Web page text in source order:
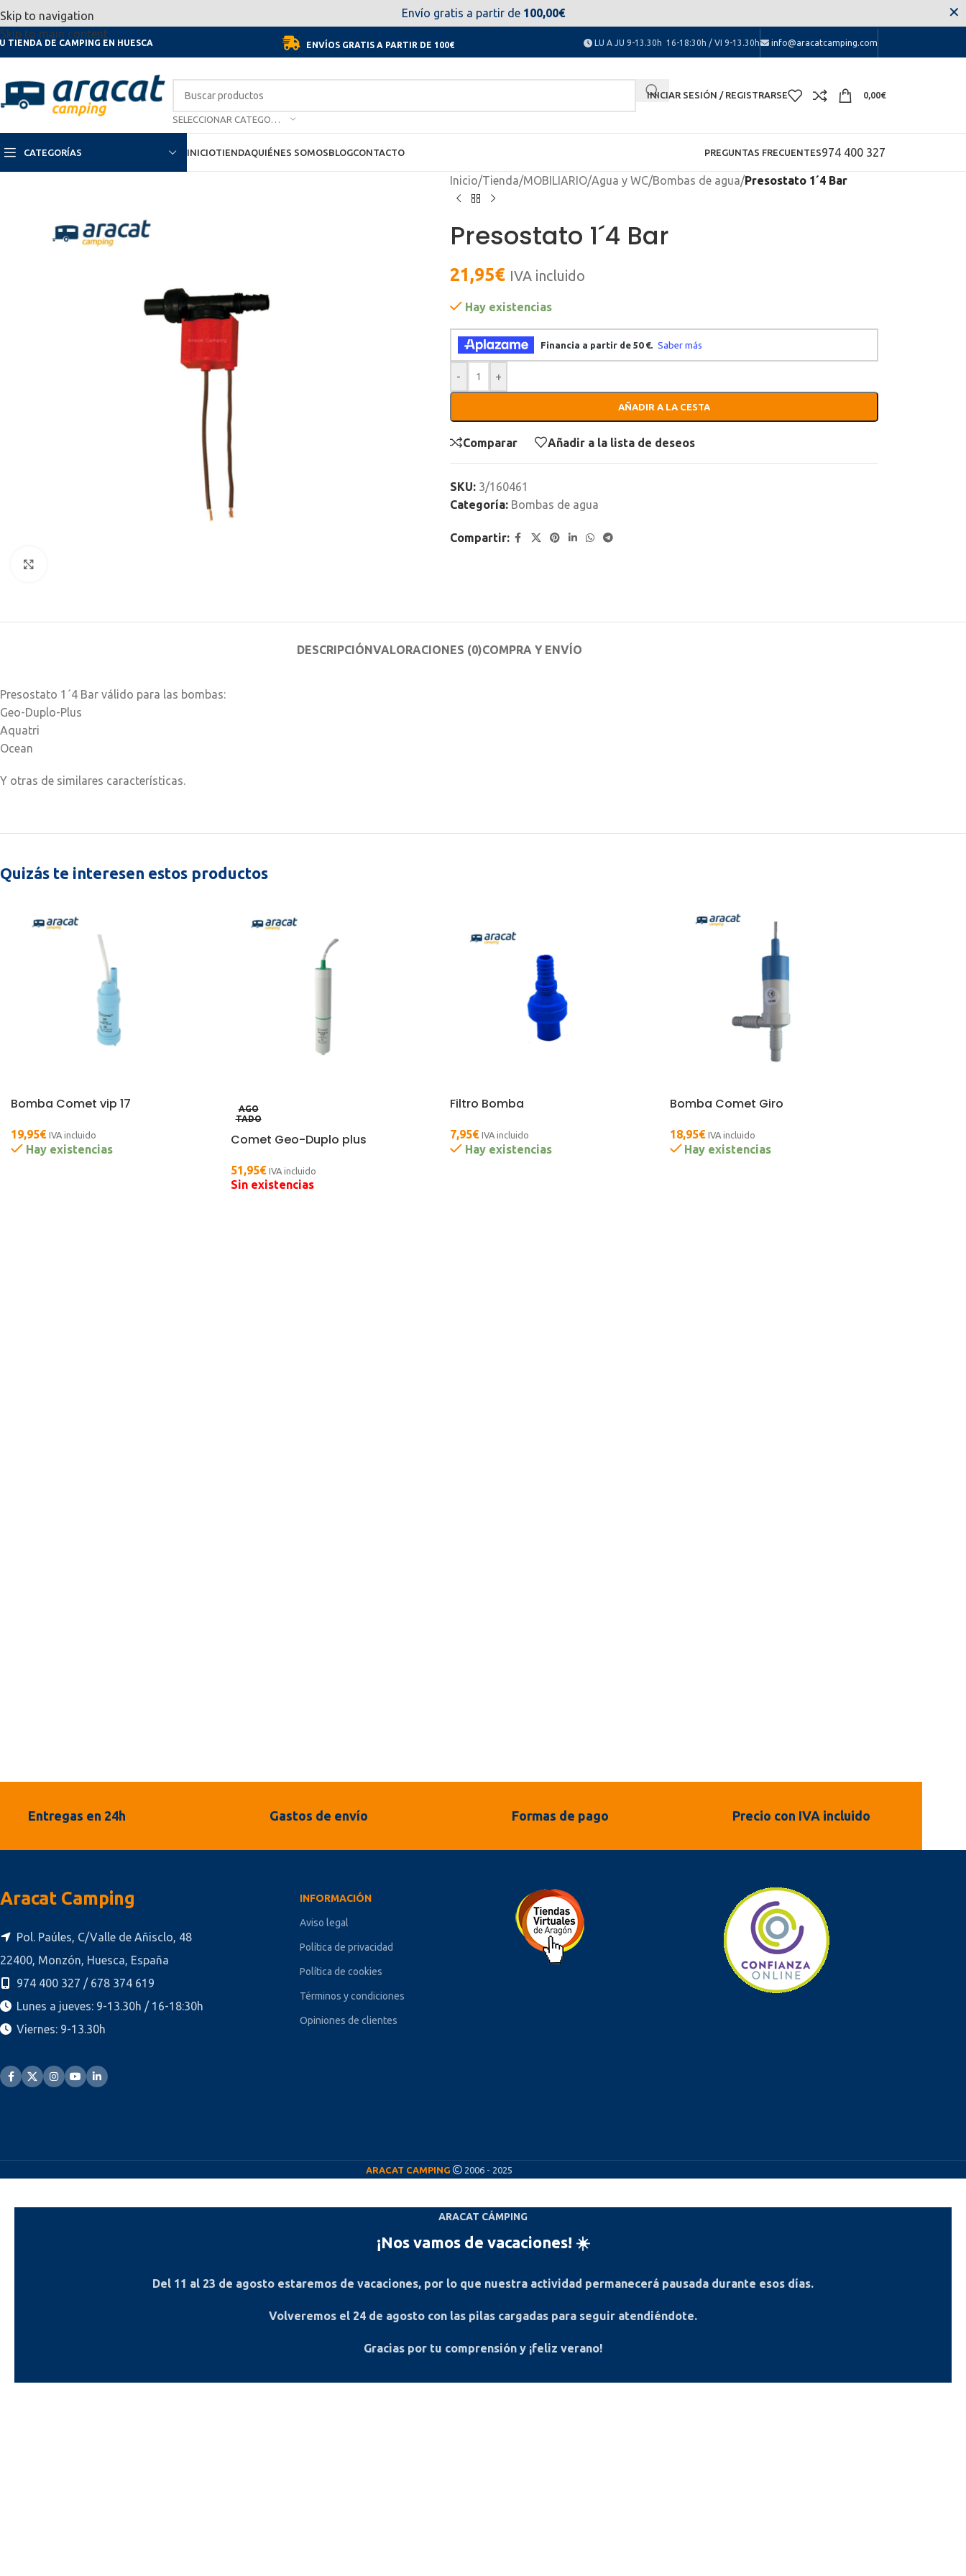
Skip to navigation
Skip to main content
Por motivo de las vacaciones, del día 11 al 23 de agosto no estaremos disponibles. Disculpen las molestias.
TIENDA DE CAMPING EN HUESCA ENVÍOS GRATIS A PARTIR DE 100€ LU A JU 9-13.30h 16-18:30h / VI 9-13.30h info@aracatcamping.com
INICIAR SESIÓN / REGISTRARSE 0,00€
CATEGORÍAS INICIOTIENDAQUIÉNES SOMOSBLOGCONTACTO PREGUNTAS FRECUENTES974 400 327
Envío gratis a partir de 100,00€ ✕
Inicio/Tienda/MOBILIARIO/Agua y WC/Bombas de agua/Presostato 1´4 Bar
Presostato 1´4 Bar
21,95€ IVA incluido
Hay existencias
- +
AÑADIR A LA CESTA
Comparar Añadir a la lista de deseos
SKU: 3/160461
Categoría: Bombas de agua
Compartir:
DESCRIPCIÓNVALORACIONES (0)COMPRA Y ENVÍO
Presostato 1´4 Bar válido para las bombas:
Geo-Duplo-Plus
Aquatri
Ocean
Y otras de similares características.
Quizás te interesen estos productos
Bomba Comet vip 17
19,95€ IVA incluido
Hay existencias
AGO
TADO
Comet Geo-Duplo plus
51,95€ IVA incluido
Sin existencias
Filtro Bomba
7,95€ IVA incluido
Hay existencias
Bomba Comet Giro
18,95€ IVA incluido
Hay existencias
Entregas en 24h Gastos de envío Formas de pago Precio con IVA incluido
Aracat Camping
Pol. Paúles, C/Valle de Añisclo, 48
22400, Monzón, Huesca, España
974 400 327 / 678 374 619
Lunes a jueves: 9-13.30h / 16-18:30h
Viernes: 9-13.30h
INFORMACIÓN
Aviso legal
Política de privacidad
Política de cookies
Términos y condiciones
Opiniones de clientes
ARACAT CAMPING 2006 - 2025
ARACAT CÁMPING
¡Nos vamos de vacaciones! ☀️
Del 11 al 23 de agosto estaremos de vacaciones, por lo que nuestra actividad permanecerá pausada durante esos días.
Volveremos el 24 de agosto con las pilas cargadas para seguir atendiéndote.
Gracias por tu comprensión y ¡feliz verano!